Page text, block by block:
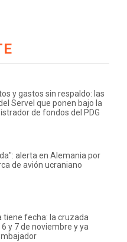
y gastos sin respaldo: las
Servel que ponen bajo la
de fondos del PDG
alerta en Alemania por
de avión ucraniano
tiene fecha: la cruzada
y 7 de noviembre y ya